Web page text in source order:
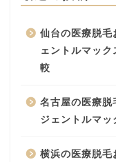
仙台の医療脱毛
ェントルマッ
較
名古屋の医療脱
ジェントルマッ
横浜の医療脱毛